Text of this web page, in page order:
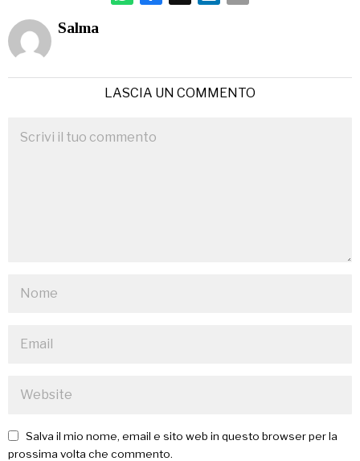
Salma
LASCIA UN COMMENTO
Salva il mio nome, email e sito web in questo browser per la
prossima volta che commento.